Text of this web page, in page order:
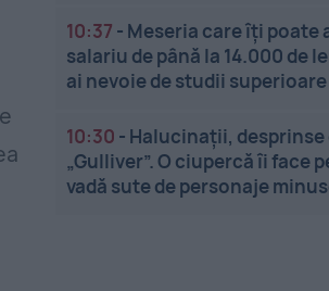
10:37 - Meseria care îți poate
salariu de până la 14.000 de
ai nevoie de studii superioare
10:30 - Halucinații, desprinse
„Gulliver”. O ciupercă îi face
vadă sute de personaje